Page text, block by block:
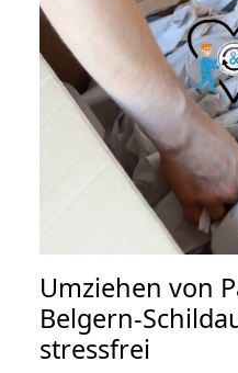
Umziehen von
Belgern-
stressfrei